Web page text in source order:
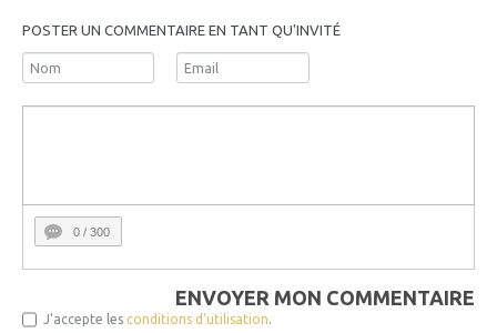
POSTER UN COMMENTAIRE EN TANT QU'INVITÉ
0 / 300
ENVOYER MON COMMENTAIRE
J'accepte les conditions d'utilisation.